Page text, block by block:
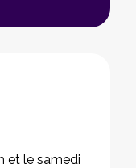
et le samedi